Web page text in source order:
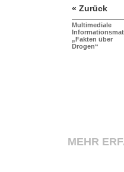
« Zurück
Multimediale
„Fakten über
Drogen“
MEHR